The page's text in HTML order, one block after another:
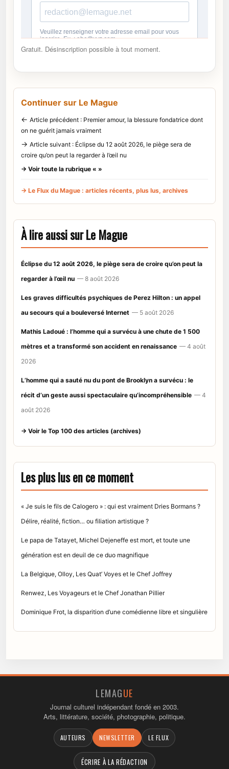
Gratuit. Désinscription possible à tout moment.
Continuer sur Le Mague
← Article précédent : Premier amour, la blessure fondatrice dont
on ne guérit jamais vraiment
→ Article suivant : Éclipse du 12 août 2026, le piège sera de
croire qu’on peut la regarder à l’œil nu
→ Voir toute la rubrique « »
→ Le Flux du Mague : articles récents, plus lus, archives
À lire aussi sur Le Mague
Éclipse du 12 août 2026, le piège sera de croire qu’on peut la
regarder à l’œil nu — 8 août 2026
Les graves difficultés psychiques de Perez Hilton : un appel
au secours qui a bouleversé Internet — 5 août 2026
Mathis Ladoué : l’homme qui a survécu à une chute de 1 500
mètres et a transformé son accident en renaissance — 4 août
2026
L’homme qui a sauté nu du pont de Brooklyn a survécu : le
récit d’un geste aussi spectaculaire qu’incompréhensible — 4
août 2026
→ Voir le Top 100 des articles (archives)
Les plus lus en ce moment
« Je suis le fils de Calogero » : qui est vraiment Dries Bormans ?
Délire, réalité, fiction… ou filiation artistique ?
Le papa de Tatayet, Michel Dejeneffe est mort, et toute une
génération est en deuil de ce duo magnifique
La Belgique, Olloy, Les Quat’ Voyes et le Chef Joffrey
Renwez, Les Voyageurs et le Chef Jonathan Pillier
Dominique Frot, la disparition d’une comédienne libre et singulière
LEMAGUE
Journal culturel indépendant fondé en 2003.
Arts, littérature, société, photographie, politique.
AUTEURS NEWSLETTER LE FLUX
ÉCRIRE À LA RÉDACTION